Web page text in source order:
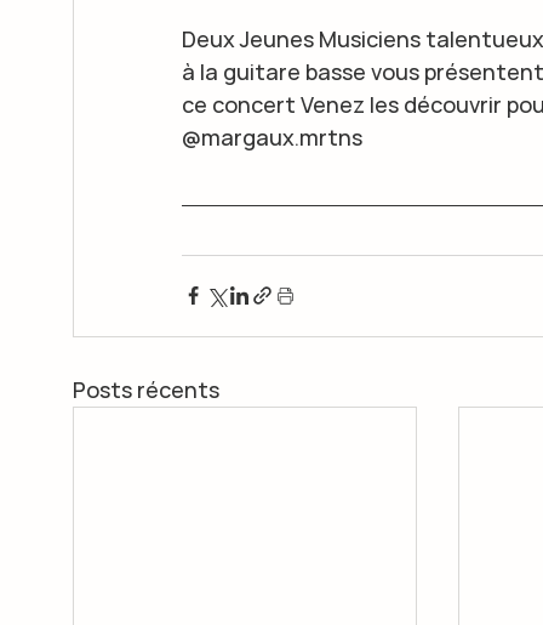
Deux Jeunes Musiciens
à la guitare basse vous présentent
ce concert Venez les découvrir
@margaux.mrtns
Posts récents